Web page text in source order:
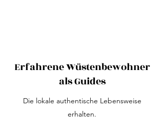
Erfahrene Wüstenbewohner
als Guides
Die lokale authentische Lebensweise
erhalten.